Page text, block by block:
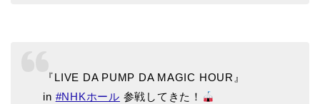
『LIVE DA PUMP DA MAGIC HOUR』
in #NHKホール 参戦してきた！